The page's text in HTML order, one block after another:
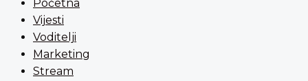
Početna
Vijesti
Voditelji
Marketing
Stream